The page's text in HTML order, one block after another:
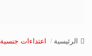
الرئيسية اعتداءات جنسية